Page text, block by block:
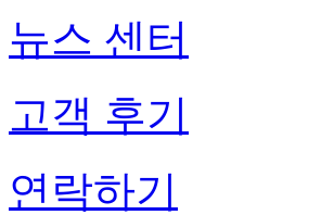
뉴스 센터
고객 후기
연락하기